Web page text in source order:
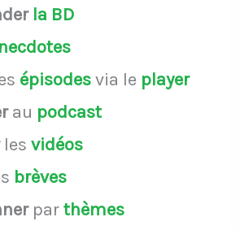
la BD
épisodesvia le player
au podcast
les vidéos
brèves
parthèmes